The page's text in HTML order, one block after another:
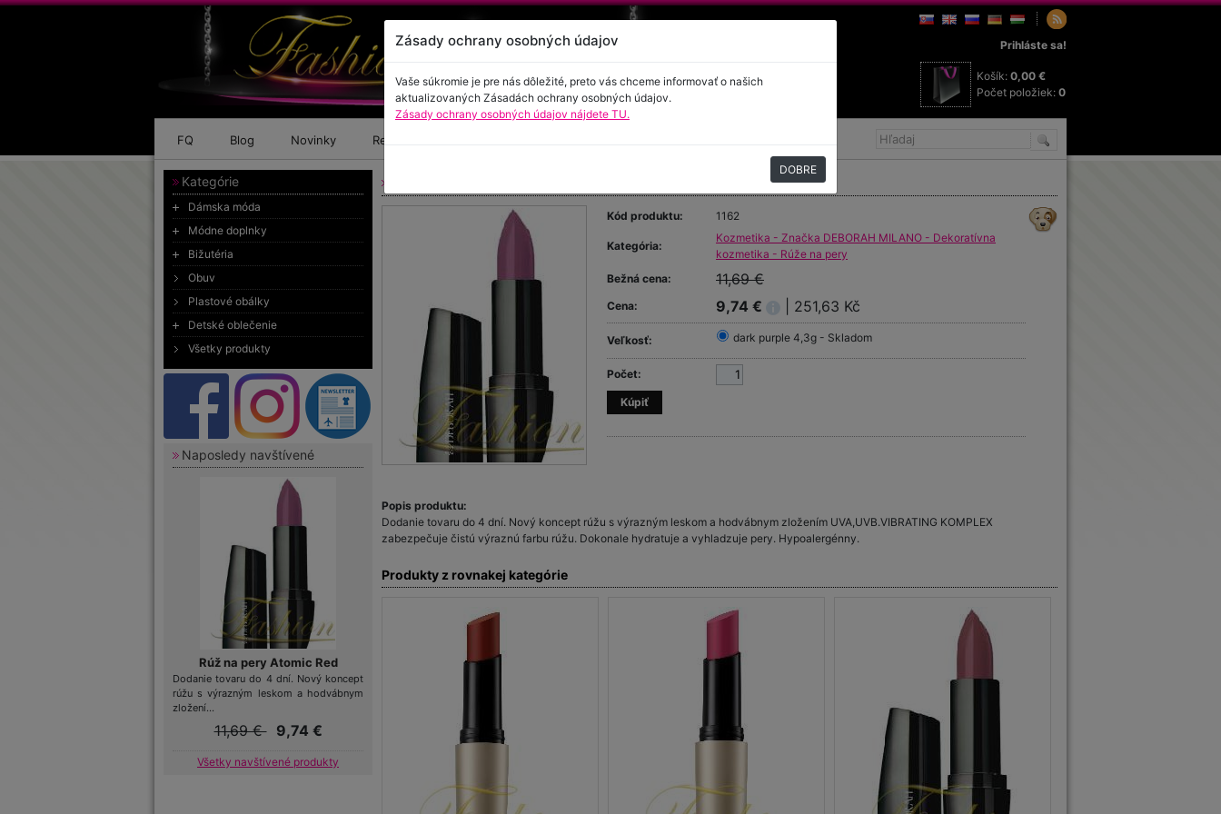
Prihláste sa!
Košík: 0,00 €
Počet položiek: 0
FQ Blog Novinky Referencie
Kategórie
Dámska móda
Módne doplnky
Bižutéria
Obuv
Plastové obálky
Detské oblečenie
Všetky produkty
Naposledy navštívené
Rúž na pery Atomic Red
Dodanie tovaru do 4 dní. Nový koncept
rúžu s výrazným leskom a hodvábnym
zložení...
11,69 € 9,74 €
Všetky navštívené produkty
Kód produktu: 1162
Kategória:
Kozmetika - Značka DEBORAH MILANO - Dekoratívna
kozmetika - Rúže na pery
Bežná cena:
11,69 €
Cena: 9,74 € | 251,63 Kč
Veľkosť: dark purple 4,3g - Skladom
Počet:
Popis produktu:
Dodanie tovaru do 4 dní. Nový koncept rúžu s výrazným leskom a hodvábnym zložením UVA,UVB.VIBRATING KOMPLEX
zabezpečuje čistú výraznú farbu rúžu. Dokonale hydratuje a vyhladzuje pery. Hypoalergénny.
Produkty z rovnakej kategórie
Zásady ochrany osobných údajov
Vaše súkromie je pre nás dôležité, preto vás chceme informovať o našich
aktualizovaných Zásadách ochrany osobných údajov.
Zásady ochrany osobných údajov nájdete TU.
DOBRE